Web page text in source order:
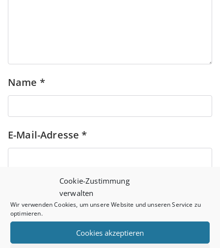
Cookie-Zustimmung
verwalten
Wir verwenden Cookies, um unsere Website und unseren Service zu
optimieren.
Cookies akzeptieren
Name *
E-Mail-Adresse*